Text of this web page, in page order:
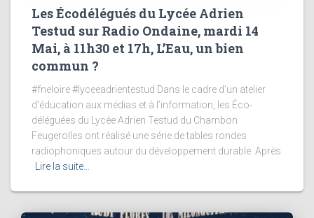
Les Écodélégués du Lycée Adrien
Testud sur Radio Ondaine, mardi 14
Mai, à 11h30 et 17h, L’Eau, un bien
commun ?
#fneloire #lyceeadrientestud Dans le cadre d’un atelier
d’éducation aux médias et à l’information, les Éco-
déléguées du Lycée Adrien Testud du Chambon
Feugerolles ont réalisé une série de tables rondes
radiophoniques autour du développement durable. Après
Lire la suite…